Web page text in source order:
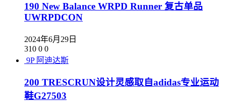
190 New Balance WRPD Runner 复古单品
UWRPDCON
2024年6月29日
310 0 0
9P 阿迪达斯
200 TRESCRUN设计灵感取自adidas专业运动
鞋G27503